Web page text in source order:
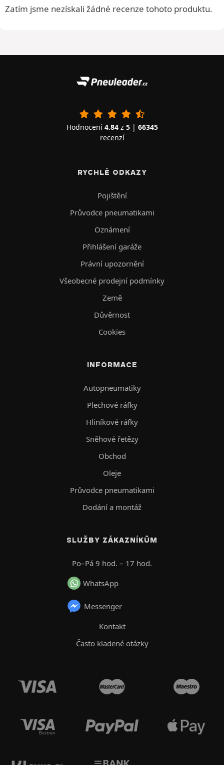
Zatím jsme nezískali žádné recenze tohoto produktu.
Hodnocení 4.84z 5| 66345
recenzí
RYCHLÉ ODKAZY
Pojištění
Průvodce pneumatikami
Oznámení
Přihlášení garáže
Právní upozornění
Všeobecné prodejní podmínky
Země
Důvěrnost
Cookies
INFORMACE
Autopneumatiky
Plechové ráfky
Hliníkové ráfky
Sněhové řetězy
Obchod
Oleje
Průvodce pneumatikami
Dodání a montáž
SLUŽBY ZÁKAZNÍKŮM
Po–Pá 9 hod. – 17 hod.
WhatsApp
Messenger
Kontakt
Často kladené otázky